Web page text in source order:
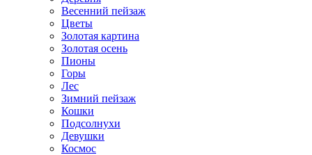
Весенний пейзаж
Цветы
Золотая картина
Золотая осень
Пионы
Горы
Лес
Зимний пейзаж
Кошки
Подсолнухи
Девушки
Космос